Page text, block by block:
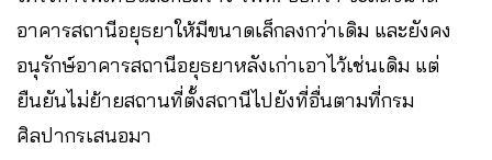
อาคารสถานีอยุธยาให้มีขนาดเล็กลงกว่าเดิม และยังคง
อนุรักษ์อาคารสถานีอยุธยาหลังเก่าเอาไว้เช่นเดิม แต่
ยืนยันไม่ย้ายสถานที่ตั้งสถานีไปยังที่อื่นตามที่กรม
ศิลปากรเสนอมา